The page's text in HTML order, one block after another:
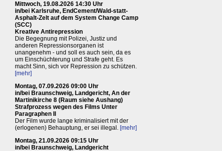
Mittwoch, 19.08.2026 14:30 Uhr
in/bei Karlsruhe, EndCement/Wald-statt-
Asphalt-Zelt auf dem System Change Camp
(SCC)
Kreative Antirepression
Die Begegnung mit Polizei, Justiz und
anderen Repressionsorganen ist
unangenehm - und soll es auch sein, da es
um Einschüchterung und Strafe geht. Es
macht Sinn, sich vor Repression zu schützen.
[mehr]
Montag, 07.09.2026 09:00 Uhr
in/bei Braunschweig, Landgericht, An der
Martinikirche 8 (Raum siehe Aushang)
Strafprozess wegen des Films Unter
Paragraphen II
Der Film wurde lange kriminalisiert mit der
(erlogenen) Behauptung, er sei illegal. [mehr]
Montag, 21.09.2026 09:15 Uhr
in/bei Braunschweig, Landgericht